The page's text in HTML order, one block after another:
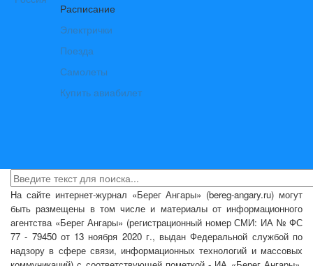
Расписание
Электрички
Поезда
Самолеты
Купить авиабилет
На сайте интернет-журнал «Берег Ангары» (bereg-angary.ru) могут
быть размещены в том числе и материалы от информационного
агентства «Берег Ангары» (регистрационный номер СМИ: ИА № ФС
77 - 79450 от 13 ноября 2020 г., выдан Федеральной службой по
надзору в сфере связи, информационных технологий и массовых